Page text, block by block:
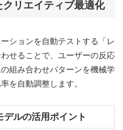
リエイティブ最適化
ションを自動テストする「レ
せることで、ユーザーの反応
組み合わせパターンを機械学
を自動調整します。
デルの活用ポイント